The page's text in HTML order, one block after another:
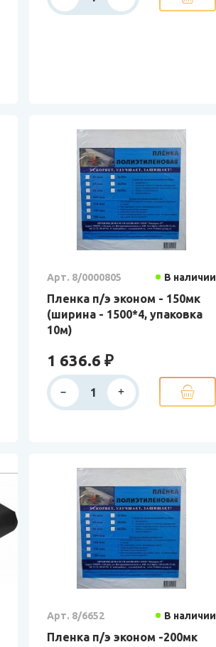
Арт. 8/0000805 В наличии
Пленка п/э эконом - 150мк
(ширина - 1500*4, упаковка
10м)
1 636.6 ₽
Арт. 8/6652 В наличии
Пленка п/э эконом -200мк